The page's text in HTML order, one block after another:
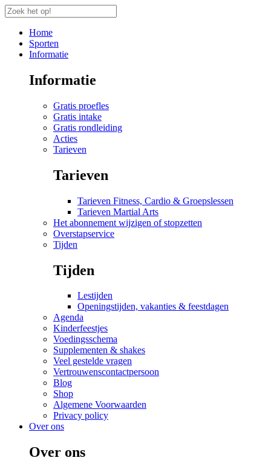
Home
Sporten
Informatie
Informatie
Gratis proefles
Gratis intake
Gratis rondleiding
Acties
Tarieven
Tarieven
Tarieven Fitness, Cardio & Groepslessen
Tarieven Martial Arts
Het abonnement wijzigen of stopzetten
Overstapservice
Tijden
Tijden
Lestijden
Openingstijden, vakanties & feestdagen
Agenda
Kinderfeestjes
Voedingsschema
Supplementen & shakes
Veel gestelde vragen
Vertrouwenscontactpersoon
Blog
Shop
Algemene Voorwaarden
Privacy policy
Over ons
Over ons